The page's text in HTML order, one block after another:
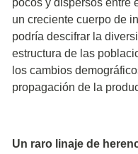
pocos y dispersos entre
un creciente cuerpo de
podría descifrar la
estructura de las
los cambios
propagación de la
Un raro linaje de